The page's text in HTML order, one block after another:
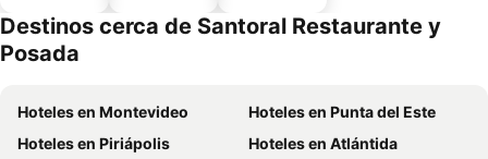
miento
Destinos cerca de Santoral Restaurante y
Posada
Hoteles en Montevideo
Hoteles en Punta del Este
Hoteles en Piriápolis
Hoteles en Atlántida